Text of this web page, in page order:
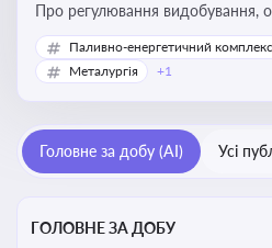
Про регулювання видобування,
транспортування та реалізації
газу, що критично важливо для
Паливно-енергетичний комплекс
Металургія
+1
Головне за добу (AI) Усі
ГОЛОВНЕ ЗА ДОБУ